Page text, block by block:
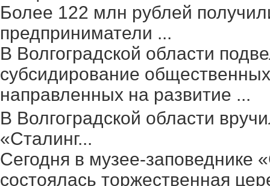
Более 122 млн рублей
предприниматели ...
В Волгоградской области
субсидирование
направленных на развитие ...
В Волгоградской области
«Сталинг...
Сегодня в музее-заповеднике
состоялась торжественная